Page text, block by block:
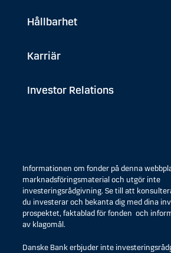
Hållbarhet
Karriär
Investor Relations
Informationen om fonder på denna
marknadsföringsmaterial och utgör inte
investeringsrådgivning. Se till att
du investerar och bekanta dig med dina
prospektet, faktablad för fonden och
av klagomål.
Danske Bank erbjuder inte